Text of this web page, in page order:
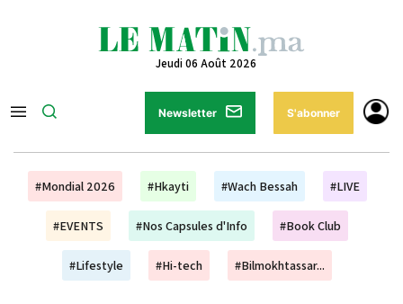
Jeudi 06 Août 2026
Newsletter S'abonner
#Mondial 2026 #Hkayti #Wach Bessah #LIVE
#EVENTS #Nos Capsules d'Info #Book Club
#Lifestyle #Hi-tech #Bilmokhtassar...